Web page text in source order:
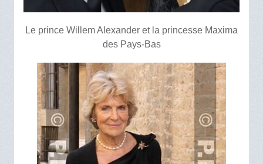
Le prince Willem Alexander et la princesse Maxima
des Pays-Bas